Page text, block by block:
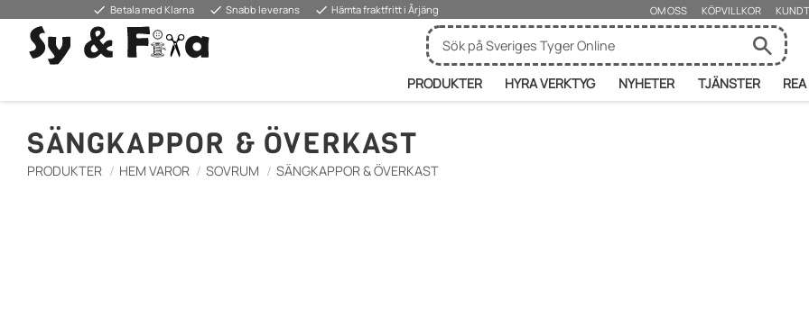
done Betala med Klarna done Snabb leverans done Hämta fraktfritt i Årjäng OM OSS KÖPVILLKOR
PRODUKTER HYRA VERKTYG NYHETER TJÄNSTER REA
SÄNGKAPPOR & ÖVERKAST
PRODUKTER HEM VAROR SOVRUM SÄNGKAPPOR & ÖVERKAST